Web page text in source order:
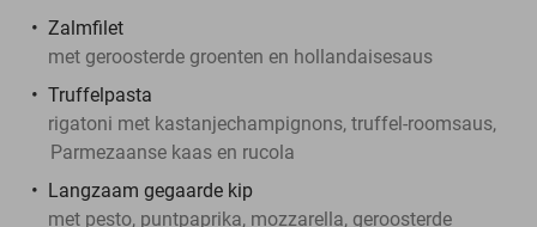
Zalmfilet
met geroosterde groenten en hollandaisesaus
Truffelpasta
rigatoni met kastanjechampignons, truffel-roomsaus,
Parmezaanse kaas en rucola
Langzaam gegaarde kip
met pesto, puntpaprika, mozzarella, geroosterde